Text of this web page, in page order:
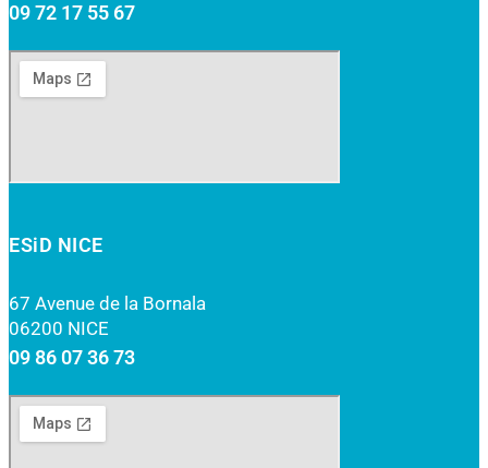
09 72 17 55 67
ESiD NICE
67 Avenue de la Bornala
06200 NICE
09 86 07 36 73